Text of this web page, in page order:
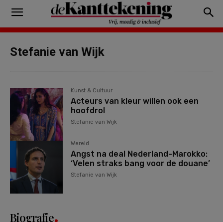
Stefanie van Wijk
Kunst & Cultuur
Acteurs van kleur willen ook een
hoofdrol
Stefanie van Wijk
Wereld
Angst na deal Nederland-Marokko:
‘Velen straks bang voor de douane’
Stefanie van Wijk
Biografie